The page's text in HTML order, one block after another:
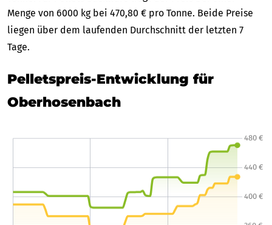
Menge von 6000 kg bei 470,80 € pro Tonne. Beide Preise
liegen über dem laufenden Durchschnitt der letzten 7
Tage.
Pelletspreis-Entwicklung für
Oberhosenbach